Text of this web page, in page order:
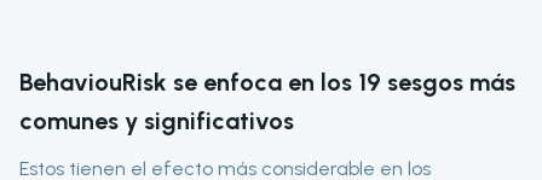
BehaviouRisk se enfoca en los 19 sesgos más
comunes y significativos
Estos tienen el efecto más considerable en los